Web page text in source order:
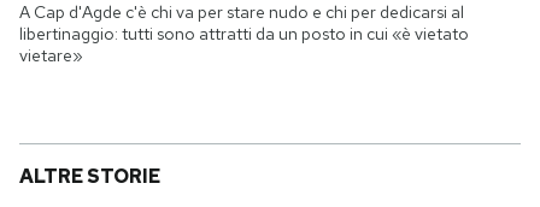
A Cap d'Agde c'è chi va per stare nudo e chi per dedicarsi al
libertinaggio: tutti sono attratti da un posto in cui «è vietato
vietare»
ALTRE STORIE